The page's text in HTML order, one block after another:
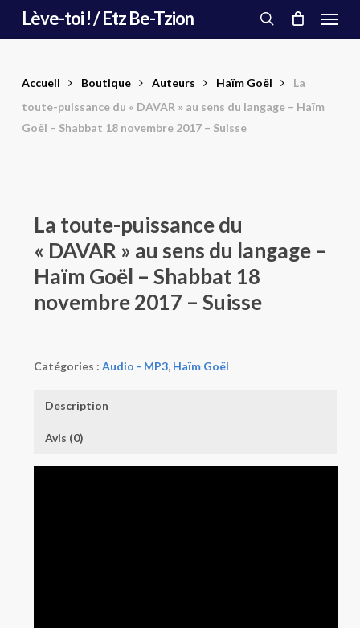
Lève-toi ! / Etz Be-Tzion
search
Menu
Accueil Boutique Auteurs Haïm Goël
La
toute-puissance du « DAVAR » au sens du langage – Haïm
Goël – Shabbat 18 novembre 2017 – Suisse
La toute-puissance du
« DAVAR » au sens du langage –
Haïm Goël – Shabbat 18
novembre 2017 – Suisse
Catégories : Audio - MP3, Haïm Goël
Description
Avis (0)